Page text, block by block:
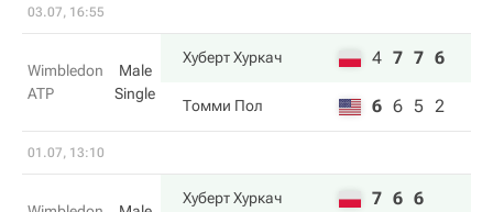
03.07, 16:55
Wimbledon
ATP
Male
Single
Хуберт Хуркач 4 7 7 6
Томми Пол 6 6 5 2
01.07, 13:10
Хуберт Хуркач 7 6 6